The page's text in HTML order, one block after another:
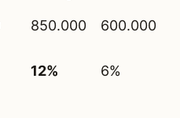
850.000 600.000
12% 6%